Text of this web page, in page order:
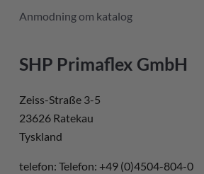
Anmodning om katalog
SHP Primaflex GmbH
Zeiss-Straße 3-5
23626 Ratekau
Tyskland
telefon: Telefon: +49 (0)4504-804-0